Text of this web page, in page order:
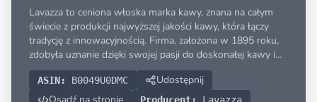
Lavazza to ceniona włoska marka kawy, znana na całym
świecie z produkcji najwyższej jakości kawy, która łączy
tradycję z innowacyjnością. Firma, założona w 1895 roku,
zdobyła uznanie dzięki swojej pasji do doskonałej kawy i
dbałości o każdy etap produkcji, od wyboru ziaren po
proces palenia. Kawy Lavazza charakteryzują
ASIN: B0049U0DMC
Udostępnij